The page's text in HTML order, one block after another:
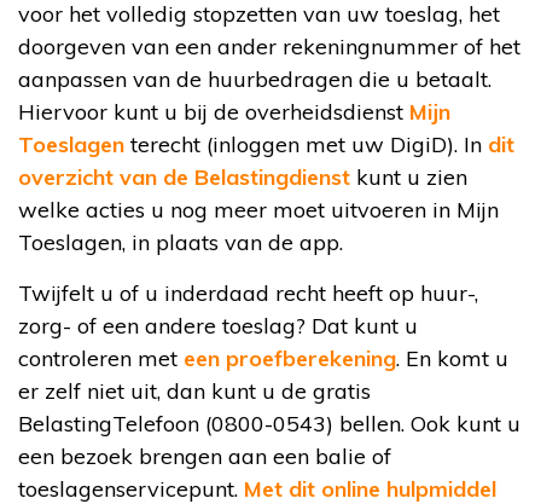
voor het volledig stopzetten van uw toeslag, het
doorgeven van een ander rekeningnummer of het
aanpassen van de huurbedragen die u betaalt.
Hiervoor kunt u bij de overheidsdienst Mijn
Toeslagenterecht (inloggen met uw DigiD). In dit
overzicht van de Belastingdienst kunt u zien
welke acties u nog meer moet uitvoeren in Mijn
Toeslagen, in plaats van de app.
Twijfelt u of u inderdaad recht heeft op huur-,
zorg- of een andere toeslag? Dat kunt u
controleren met een proefberekening. En komt u
er zelf niet uit, dan kunt u de gratis
BelastingTelefoon (0800-0543) bellen. Ook kunt u
een bezoek brengen aan een balie of
toeslagenservicepunt. Met dit online hulpmiddel